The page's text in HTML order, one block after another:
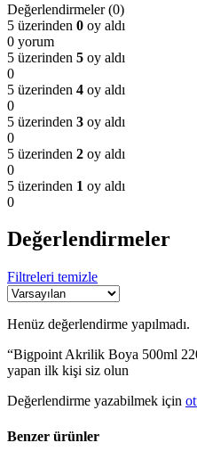
Değerlendirmeler (0)
5 üzerinden 0 oy aldı
0 yorum
5 üzerinden 5 oy aldı
0
5 üzerinden 4 oy aldı
0
5 üzerinden 3 oy aldı
0
5 üzerinden 2 oy aldı
0
5 üzerinden 1 oy aldı
0
Değerlendirmeler
Filtreleri temizle
Henüz değerlendirme yapılmadı.
“Bigpoint Akrilik Boya 500ml
yapan ilk kişi siz olun
Değerlendirme yazabilmek için
Benzer ürünler